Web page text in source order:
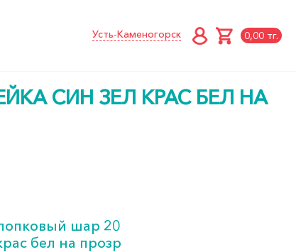
Усть-Каменогорск 0,00 тг.
СИН ЗЕЛ КРАС БЕЛ НА
шар 20
бел на прозр